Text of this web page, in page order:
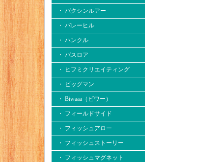
・ バクシンルアー
・ バレーヒル
・ ハンクル
・ バスロア
・ ヒフミクリエイティング
・ ビッグマン
・ Biwaaa（ビワー）
・ フィールドサイド
・ フィッシュアロー
・ フィッシュストーリー
・ フィッシュマグネット